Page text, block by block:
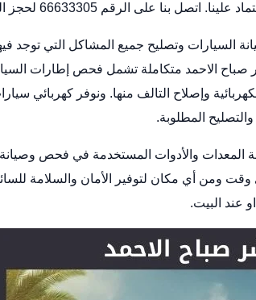
بنا على الرقم 66633305 لحجز الخدمة.
السيارات وتصليح جميع المشاكل التي توجد
صباح الاحمد متكاملة تشمل فحص إطارات
وإصلاح التالف منها. ونوفر كهربائي
المطلوبة.
المعدات والأدوات المستخدمة في فحص وصيانة
ومن أي مكان لتوفير الأمان والسلامة
عند البيت.